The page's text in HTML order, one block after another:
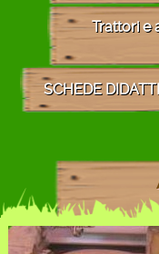
Trattori e
SCHEDE